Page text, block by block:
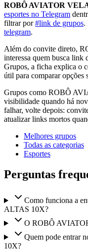
ROBÔ AVIATOR
esportes no Telegram
filtrar por#link de grupos.
telegram.
Além do convite direto,
interessa quem busca link
Grupos, a ficha explica o
útil para comparar opções
Grupos como ROBÔ
visibilidade quando há
falhar, volte depois:
atualizar links mortos
Melhores grupos
Todas as categorias
Esportes
Perguntas
Como funciona a
ALTAS 10X?
O ROBÔ
Quem pode entrar
10X?